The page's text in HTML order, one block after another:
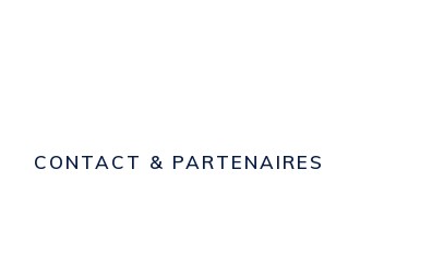
CONTACT & PARTENAIRES